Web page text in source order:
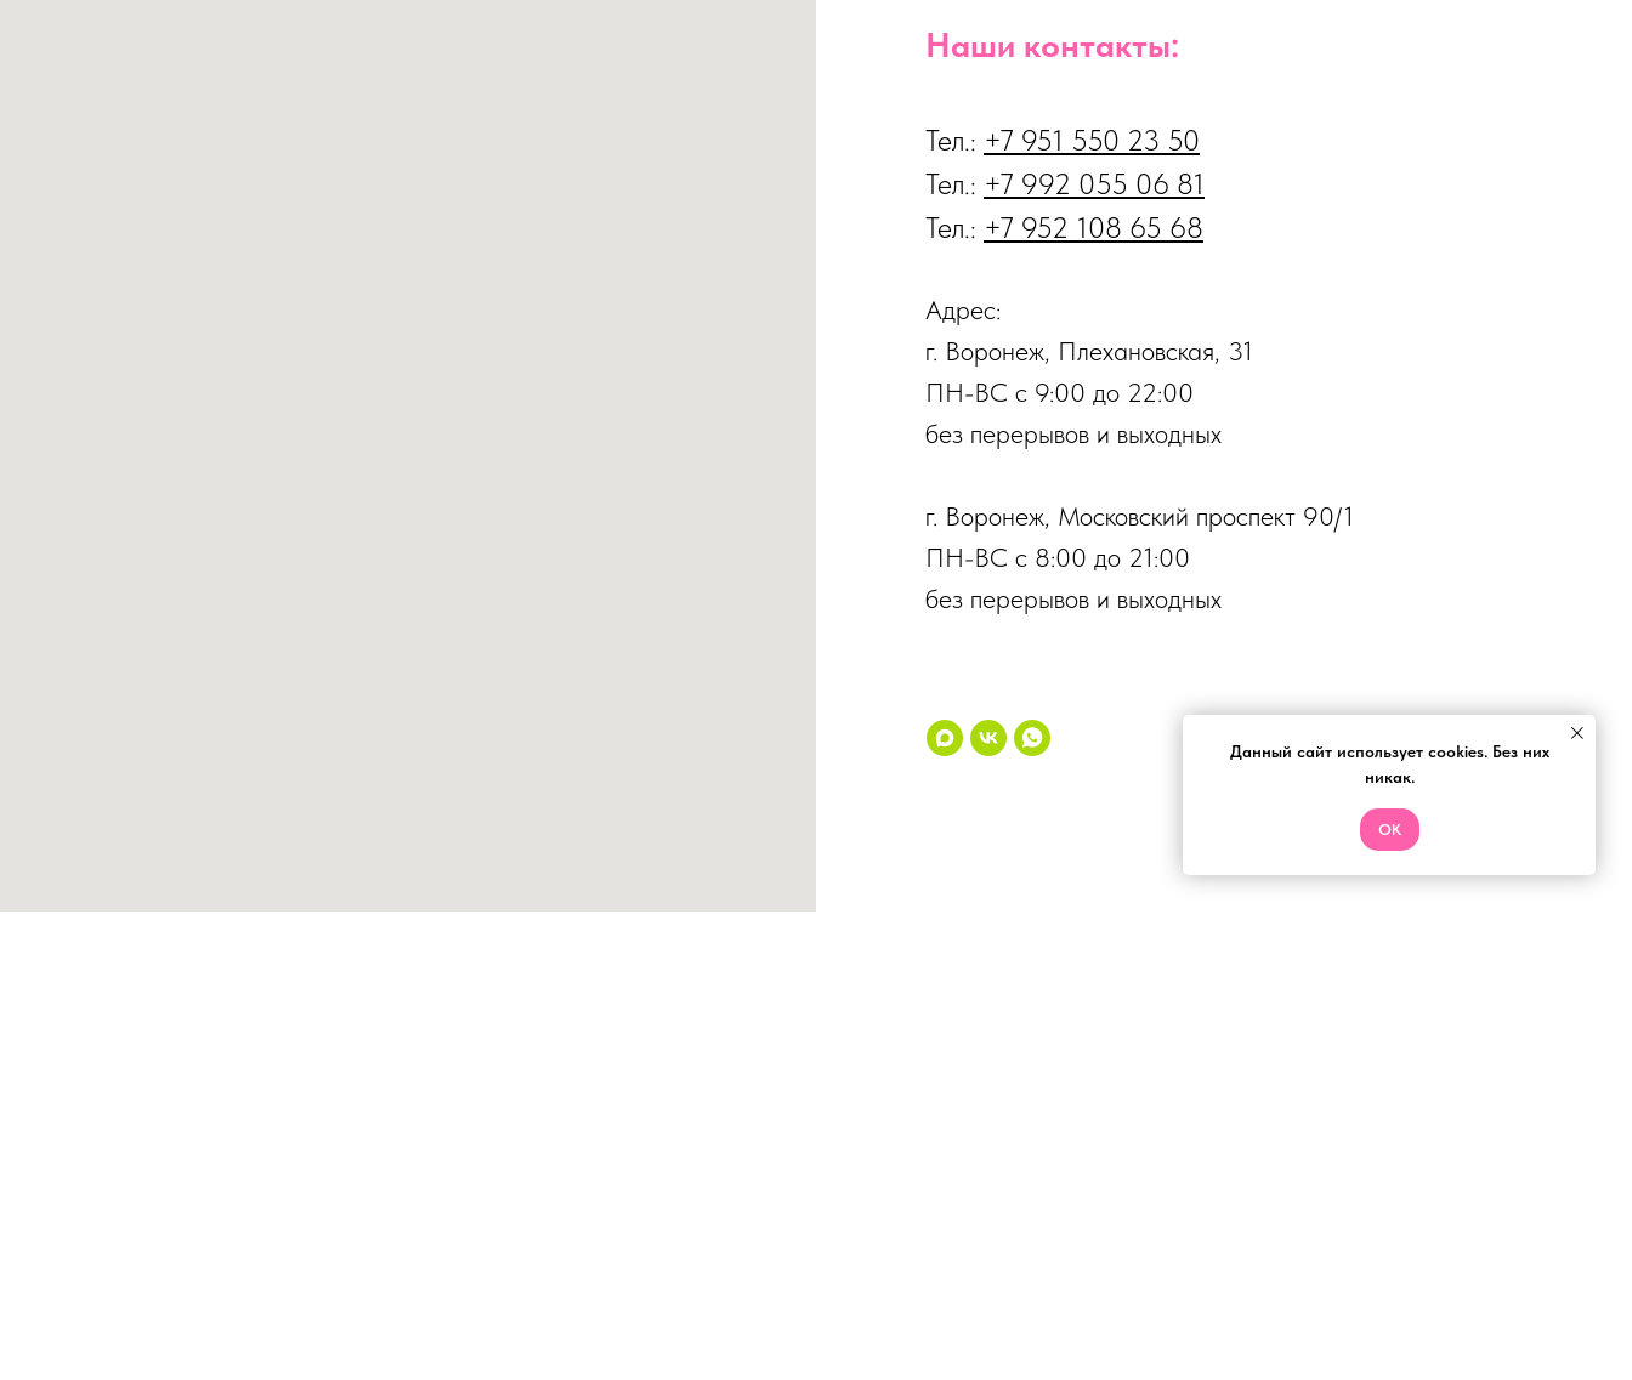
Данный сайт использует cookies. Без них
никак.
ОК
Наши контакты:
Тел.: +7 951 550 23 50
Тел.: +7 992 055 06 81
Тел.: +7 952 108 65 68
Адрес:
г. Воронеж, Плехановская, 31
ПН-ВС с 9:00 до 22:00
без перерывов и выходных
г. Воронеж, Московский проспект 90/1
ПН-ВС с 8:00 до 21:00
без перерывов и выходных